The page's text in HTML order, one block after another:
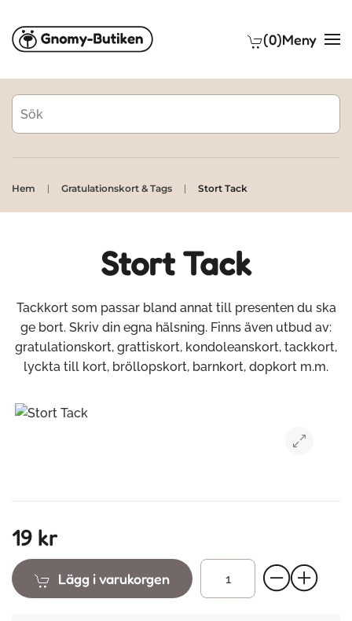
Skip to main content (0)Meny
Hem Gratulationskort & Tags Stort Tack
Stort Tack
Tackkort som passar bland annat till presenten du ska
ge bort. Skriv din egna hälsning. Finns även utbud av:
gratulationskort, grattiskort, kondoleanskort, tackkort,
lyckta till kort, bröllopskort, barnkort, dopkort m.m.
19 kr
Lägg i varukorgen